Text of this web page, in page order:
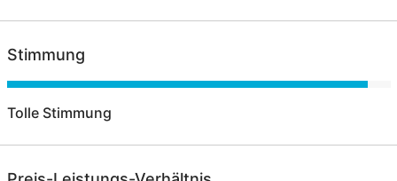
Stimmung
Tolle Stimmung